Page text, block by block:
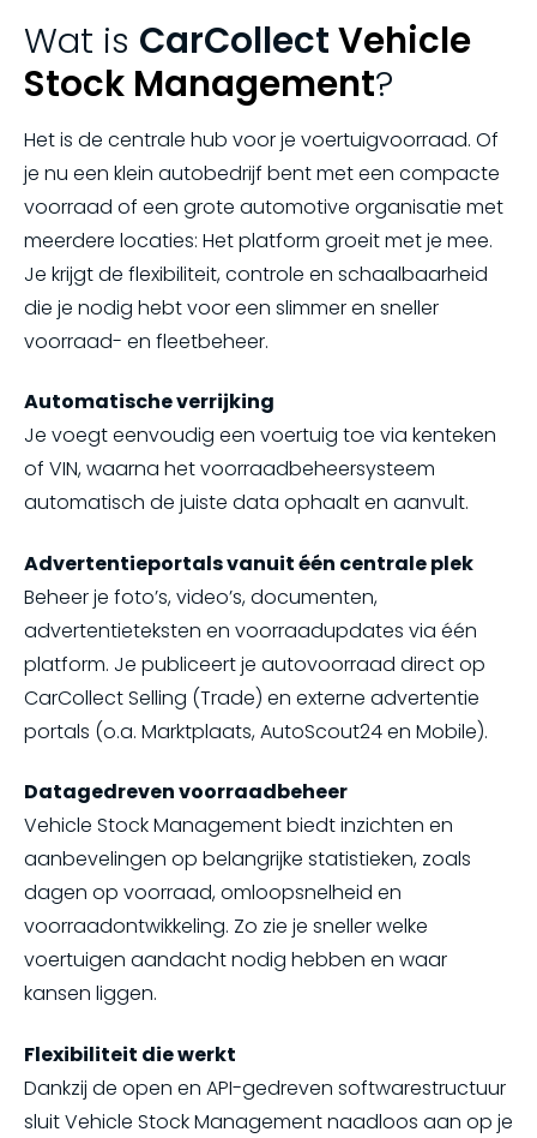
Wat is CarCollectVehicle
Stock Management?
Het is de centrale hub voor je voertuigvoorraad. Of
je nu een klein autobedrijf bent met een compacte
voorraad of een grote automotive organisatie met
meerdere locaties: Het platform groeit met je mee.
Je krijgt de flexibiliteit, controle en schaalbaarheid
die je nodig hebt voor een slimmer en sneller
voorraad- en fleetbeheer.
Automatische verrijking
Je voegt eenvoudig een voertuig toe via kenteken
of VIN, waarna het voorraadbeheersysteem
automatisch de juiste data ophaalt en aanvult.
Advertentieportals vanuit één centrale plek
Beheer je foto’s, video’s, documenten,
advertentieteksten en voorraadupdates via één
platform. Je publiceert je autovoorraad direct op
CarCollect Selling (Trade) en externe advertentie
portals (o.a. Marktplaats, AutoScout24 en Mobile).
Datagedreven voorraadbeheer
Vehicle Stock Management biedt inzichten en
aanbevelingen op belangrijke statistieken, zoals
dagen op voorraad, omloopsnelheid en
voorraadontwikkeling. Zo zie je sneller welke
voertuigen aandacht nodig hebben en waar
kansen liggen.
Flexibiliteit die werkt
Dankzij de open en API-gedreven softwarestructuur
sluit Vehicle Stock Management naadloos aan op je